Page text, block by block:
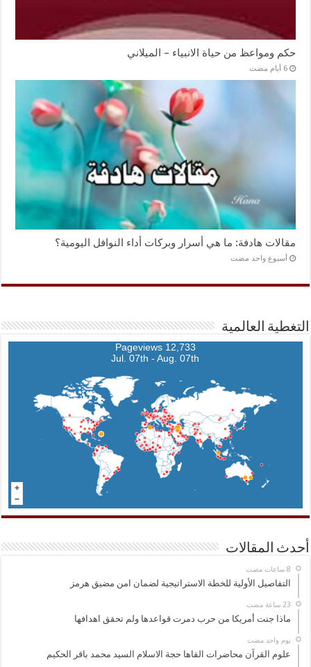
حكم ومواعظ من حياة الانبياء – الميلاني
‏6 أيام مضت
مقالات هادفة: ما هي أسرار وبركات أداء النوافل اليومية؟
‏أسبوع واحد مضت
التغطية العالمية
12,733 Pageviews
Jul. 07th - Aug. 07th
أحدث المقالات
التفاصيل الأولية للخطة الاستراتيجية لضمان امن مضيق هرمز
ماذا جنت أمريكا من حرب دمرت قواعدها ولم تحقق اهدافها
‏يوم واحد مضت
علوم القرآن محاضرات القاها حجة الاسلام السيد محمد باقر الحكيم